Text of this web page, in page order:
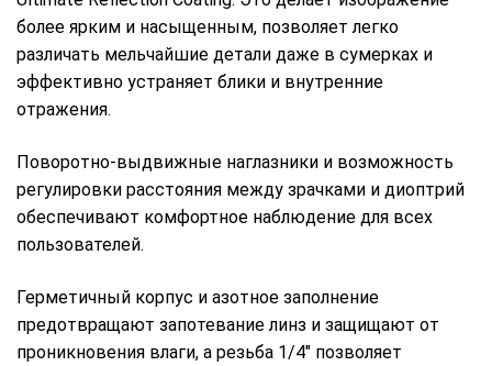
более ярким и насыщенным, позволяет легко
различать мельчайшие детали даже в сумерках и
эффективно устраняет блики и внутренние
отражения.
Поворотно-выдвижные наглазники и возможность
регулировки расстояния между зрачками и диоптрий
обеспечивают комфортное наблюдение для всех
пользователей.
Герметичный корпус и азотное заполнение
предотвращают запотевание линз и защищают от
проникновения влаги, а резьба 1/4″ позволяет